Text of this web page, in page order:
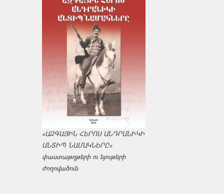
«ԱԶԳԱՅԻՆ ՀԵՐՈՍ ԱՆԴՐԱՆԻԿԻ
ԱՆՏԻՊ ՆԱՄԱԿՆԵՐԸ»
փաստաթղթերի ու նյութերի
ժողովածուն